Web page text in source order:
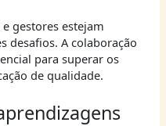
gestores estejam
desafios. A colaboração
para superar os
de qualidade.